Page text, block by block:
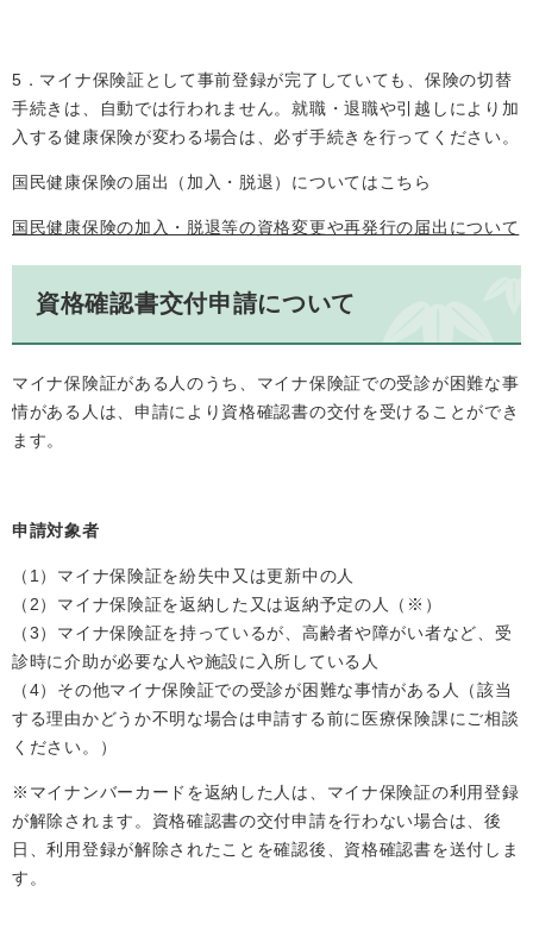
5．マイナ保険証として事前登録が完了していても、保険の切替
手続きは、自動では行われません。就職・退職や引越しにより加
入する健康保険が変わる場合は、必ず手続きを行ってください。
国民健康保険の届出（加入・脱退）についてはこちら
国民健康保険の加入・脱退等の資格変更や再発行の届出について
資格確認書交付申請について
マイナ保険証がある人のうち、マイナ保険証での受診が困難な事
情がある人は、申請により資格確認書の交付を受けることができ
ます。
申請対象者
（1）マイナ保険証を紛失中又は更新中の人
（2）マイナ保険証を返納した又は返納予定の人（※）
（3）マイナ保険証を持っているが、高齢者や障がい者など、受
診時に介助が必要な人や施設に入所している人
（4）その他マイナ保険証での受診が困難な事情がある人（該当
する理由かどうか不明な場合は申請する前に医療保険課にご相談
ください。）
※マイナンバーカードを返納した人は、マイナ保険証の利用登録
が解除されます。資格確認書の交付申請を行わない場合は、後
日、利用登録が解除されたことを確認後、資格確認書を送付しま
す。